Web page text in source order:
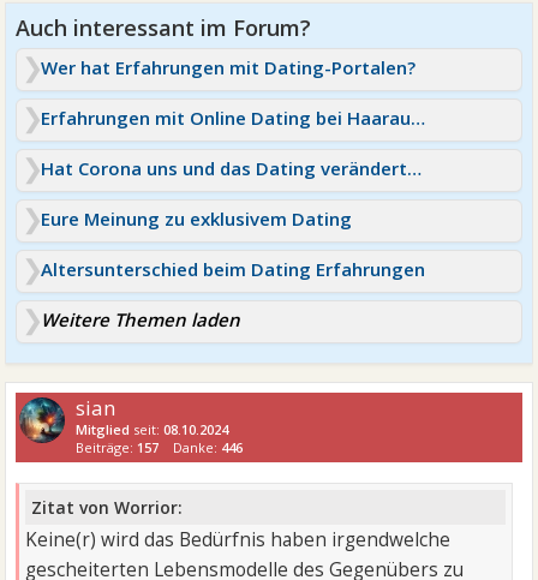
Wer hat Erfahrungen mit Dating-Portalen?
Erfahrungen mit Online Dating bei Haarausfall / Glatze?
Hat Corona uns und das Dating verändert? Erzählt eure
Eure Meinung zu exklusivem Dating
Altersunterschied beim Dating Erfahrungen
Weitere Themen laden
sian
Mitglied seit:08.10.2024
Beiträge: 157 Danke: 446
Zitat von Worrior:
Keine(r) wird das Bedürfnis haben irgendwelche
gescheiterten Lebensmodelle des Gegenübers zu